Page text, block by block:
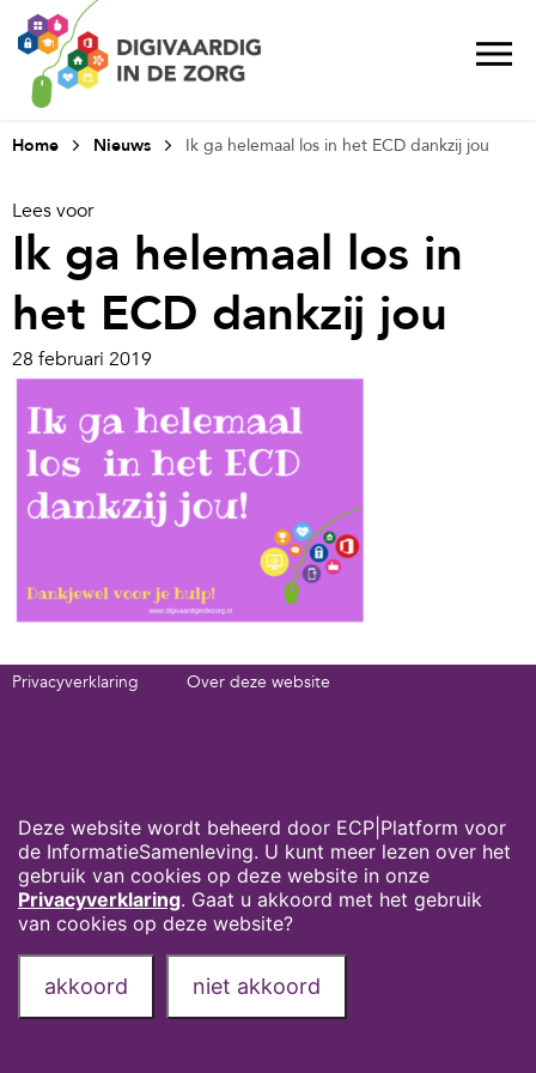
Home Nieuws Ik ga helemaal los in het ECD dankzij jou
Lees voor
Ik ga helemaal los in
het ECD dankzij jou
28 februari 2019
Privacyverklaring
Over deze website
Deze website wordt beheerd door ECP|Platform voor
de InformatieSamenleving. U kunt meer lezen over het
gebruik van cookies op deze website in onze
Privacyverklaring. Gaat u akkoord met het gebruik
van cookies op deze website?
akkoord niet akkoord